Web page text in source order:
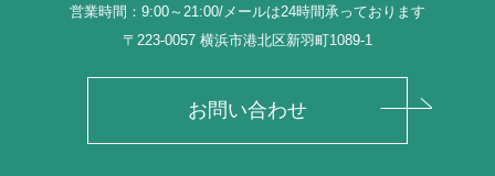
営業時間：9:00～21:00/メールは24時間承っております
〒223-0057 横浜市港北区新羽町1089-1
お問い合わせ